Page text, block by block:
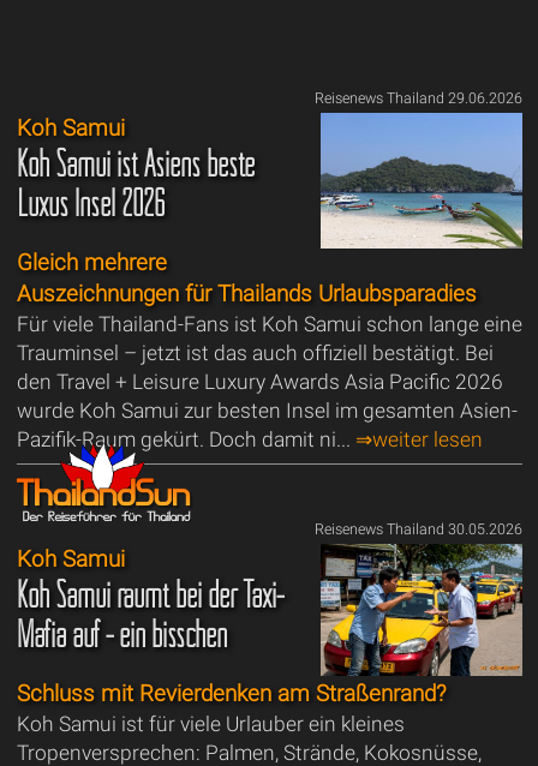
Reisenews Thailand 29.06.2026
Koh Samui
Koh Samui ist Asiens beste
Luxus Insel 2026
Gleich mehrere
Auszeichnungen für Thailands Urlaubsparadies
Für viele Thailand-Fans ist Koh Samui schon lange eine
Trauminsel – jetzt ist das auch offiziell bestätigt. Bei
den Travel + Leisure Luxury Awards Asia Pacific 2026
wurde Koh Samui zur besten Insel im gesamten Asien-
Pazifik-Raum gekürt. Doch damit ni... ⇒weiter lesen
Reisenews Thailand 30.05.2026
Koh Samui
Koh Samui räumt bei der Taxi-
Mafia auf - ein bisschen
Schluss mit Revierdenken am Straßenrand?
Koh Samui ist für viele Urlauber ein kleines
Tropenversprechen: Palmen, Strände, Kokosnüsse,